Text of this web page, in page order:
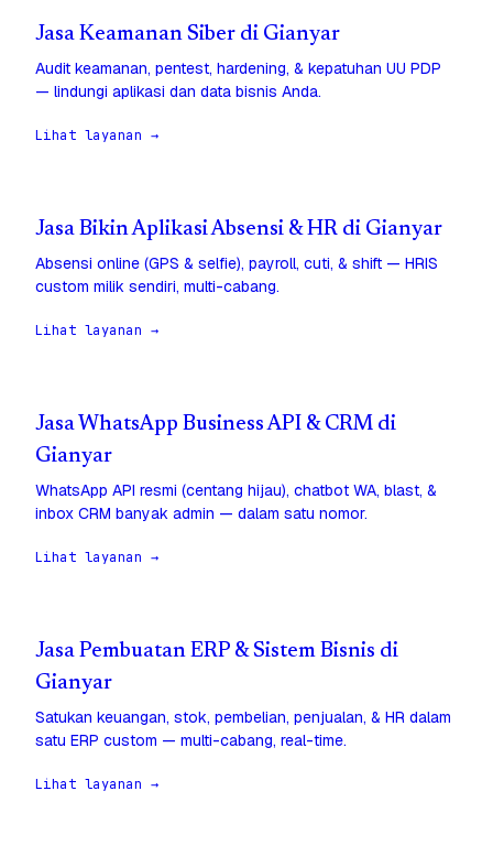
Jasa Keamanan Siber di Gianyar
Audit keamanan, pentest, hardening, & kepatuhan UU PDP
— lindungi aplikasi dan data bisnis Anda.
Lihat layanan →
Jasa Bikin Aplikasi Absensi & HR di Gianyar
Absensi online (GPS & selfie), payroll, cuti, & shift — HRIS
custom milik sendiri, multi-cabang.
Lihat layanan →
Jasa WhatsApp Business API & CRM di
Gianyar
WhatsApp API resmi (centang hijau), chatbot WA, blast, &
inbox CRM banyak admin — dalam satu nomor.
Lihat layanan →
Jasa Pembuatan ERP & Sistem Bisnis di
Gianyar
Satukan keuangan, stok, pembelian, penjualan, & HR dalam
satu ERP custom — multi-cabang, real-time.
Lihat layanan →